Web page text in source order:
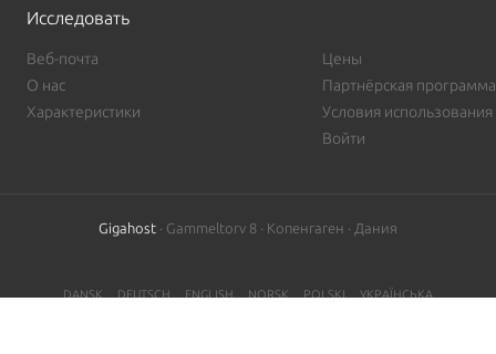
Исследовать
Веб-почта
О нас
Характеристики
Цены
Партнёрская программа
Условия использования
Войти
Gigahost · Gammeltorv 8 · Копенгаген · Дания
DANSK DEUTSCH ENGLISH NORSK POLSKI УКРАЇНСЬКА